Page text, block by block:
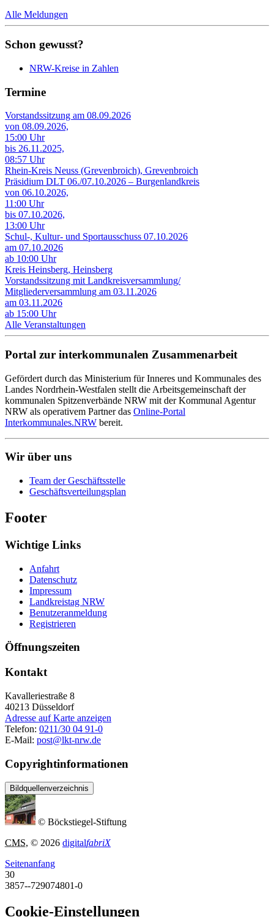
Alle Meldungen
Schon gewusst?
NRW-Kreise in Zahlen
Termine
Vorstandssitzung am 08.09.2026
von 08.09.2026,
15:00 Uhr
bis 26.11.2025,
08:57 Uhr
Rhein-Kreis Neuss (Grevenbroich), Grevenbroich
Präsidium DLT 06./07.10.2026 – Burgenlandkreis
von 06.10.2026,
11:00 Uhr
bis 07.10.2026,
13:00 Uhr
Schul-, Kultur- und Sportausschuss 07.10.2026
am 07.10.2026
ab 10:00 Uhr
Kreis Heinsberg, Heinsberg
Vorstandssitzung mit Landkreisversammlung/
Mitgliederversammlung am 03.11.2026
am 03.11.2026
ab 15:00 Uhr
Alle Veranstaltungen
Portal zur interkommunalen Zusammenarbeit
Gefördert durch das Ministerium für Inneres und Kommunales des
Landes Nordrhein-Westfalen stellt die Arbeitsgemeinschaft der
kommunalen Spitzenverbände NRW mit der Kommunal Agentur
NRW als operativem Partner das Online-Portal
Interkommunales.NRW bereit.
Wir über uns
Team der Geschäftsstelle
Geschäftsverteilungsplan
Footer
Wichtige Links
Anfahrt
Datenschutz
Impressum
Landkreistag NRW
Benutzeranmeldung
Registrieren
Öffnungszeiten
Kontakt
Kavalleriestraße 8
40213 Düsseldorf
Adresse auf Karte anzeigen
Telefon: 0211/30 04 91-0
E-Mail: post@lkt-nrw.de
Copyrightinformationen
Bildquellenverzeichnis
© Böckstiegel-Stiftung
CMS, © 2026 digitalfabriX
Seitenanfang
30
3857--729074801-0
Cookie-Einstellungen